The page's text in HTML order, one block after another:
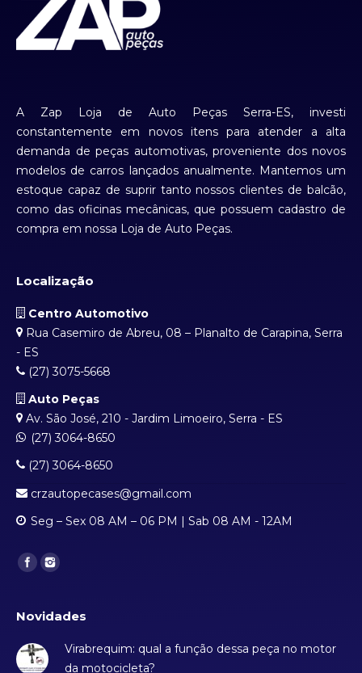
A Zap Loja de Auto Peças Serra-ES, investi
constantemente em novos itens para atender a alta
demanda de peças automotivas, proveniente dos novos
modelos de carros lançados anualmente. Mantemos um
estoque capaz de suprir tanto nossos clientes de balcão,
como das oficinas mecânicas, que possuem cadastro de
compra em nossa Loja de Auto Peças.
Localização
Centro Automotivo
Rua Casemiro de Abreu, 08 – Planalto de Carapina, Serra
- ES
(27) 3075-5668
Auto Peças
Av. São José, 210 - Jardim Limoeiro, Serra - ES
(27) 3064-8650
(27) 3064-8650
crzautopecases@gmail.com
Seg – Sex 08 AM – 06 PM | Sab 08 AM - 12AM
Find us on:
Novidades
Virabrequim: qual a função dessa peça no motor
da motocicleta?